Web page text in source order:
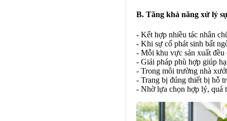
B. Tăng khả năng xử lý
- Kết hợp nhiều tác nhân
- Khi sự cố phát sinh bất
- Mỗi khu vực sản xuất đều
- Giải pháp phù hợp giúp
- Trong môi trường nhà
- Trang bị đúng thiết bị hỗ
- Nhờ lựa chọn hợp lý, quá